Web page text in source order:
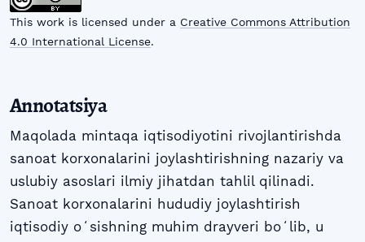
This work is licensed under a Creative Commons Attribution
4.0 International License.
Annotatsiya
Maqolada mintaqa iqtisodiyotini rivojlantirishda
sanoat korxonalarini joylashtirishning nazariy va
uslubiy asoslari ilmiy jihatdan tahlil qilinadi.
Sanoat korxonalarini hududiy joylashtirish
iqtisodiy oʻsishning muhim drayveri boʻlib, u